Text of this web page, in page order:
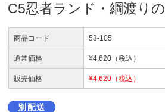
C5忍者ランド・綱渡りの
商品コード 53-105
通常価格 ¥4,620（税込）
販売価格 ¥4,620（税込）
別配送